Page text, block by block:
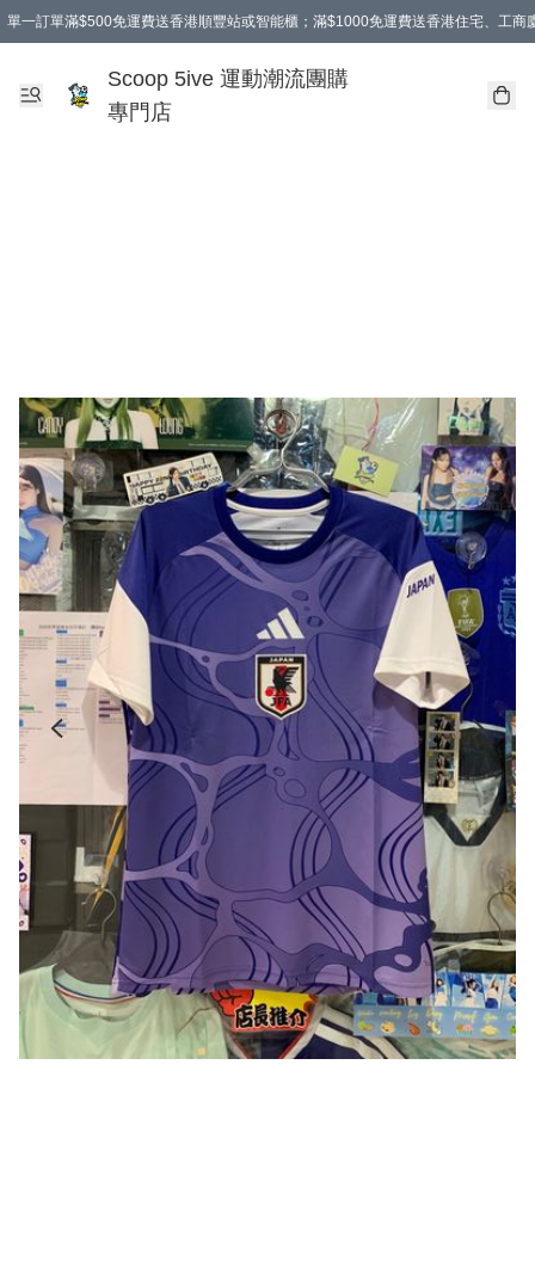
單一訂單滿$500免運費送香港順豐站或智能櫃；滿$1000免運費送香港住宅、工商
Scoop 5ive 運動潮流團購
專門店